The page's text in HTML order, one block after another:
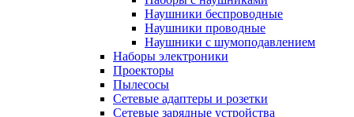
Наушники беспроводные
Наушники проводные
Наушники с шумоподавлением
Наборы электроники
Проекторы
Пылесосы
Сетевые адаптеры и розетки
Сетевые зарядные устройства